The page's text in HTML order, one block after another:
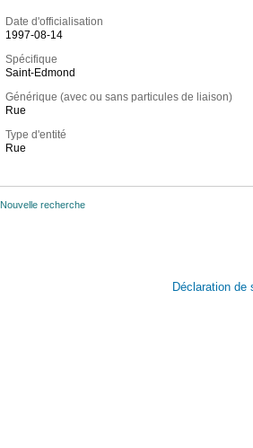
Date d'officialisation
1997-08-14
Spécifique
Saint-Edmond
Générique (avec ou sans particules de liaison)
Rue
Type d'entité
Rue
Nouvelle recherche
Déclaration de